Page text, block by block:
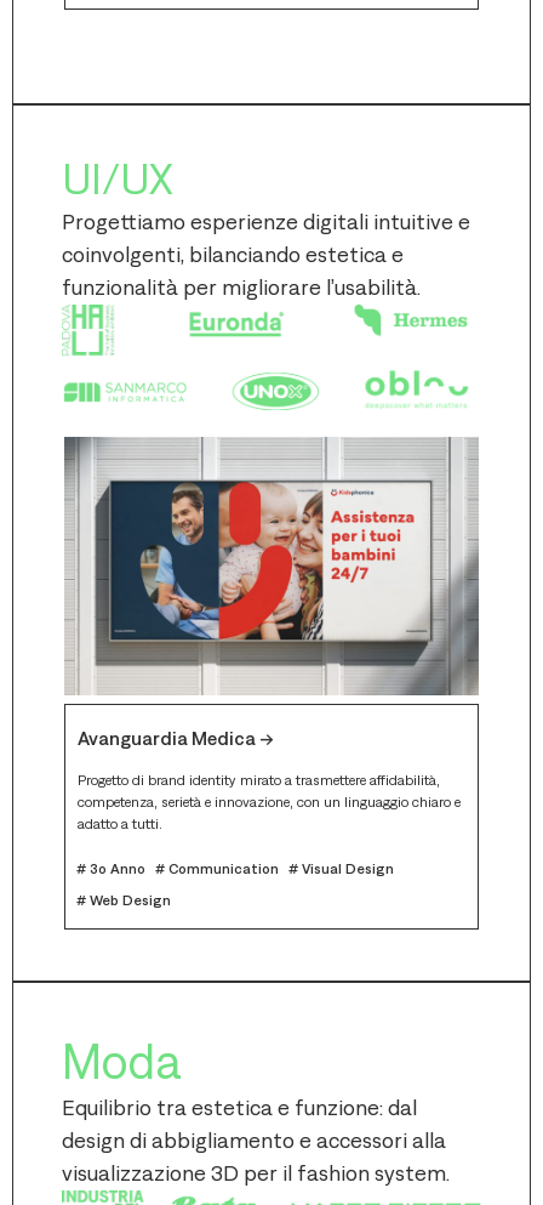
UI/UX
Progettiamo esperienze digitali intuitive e
coinvolgenti, bilanciando estetica e
funzionalità per migliorare l’usabilità.
Avanguardia Medica -->
Progetto di brand identity mirato a trasmettere affidabilità,
competenza, serietà e innovazione, con un linguaggio chiaro e
adatto a tutti.
# 3o Anno # Communication
# Visual Design
# Web Design
Moda
Equilibrio tra estetica e funzione: dal
design di abbigliamento e accessori alla
visualizzazione 3D per il fashion system.